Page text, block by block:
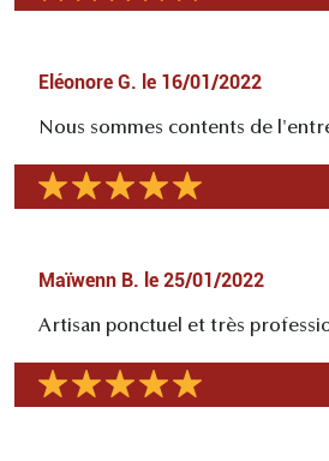
Eléonore G. le 16/01/2022
Nous sommes contents de
Maïwenn B. le 25/01/2022
Artisan ponctuel et très